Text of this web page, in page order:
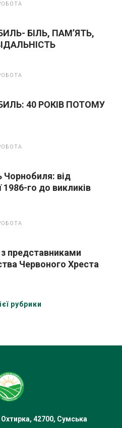
БІЛЬ, ПАМ’ЯТЬ,
40 РОКІВ ПОТОМУ
Чорнобиля: від
1986-го до викликів
з представниками
Червоного Хреста
рубрики
42700, Сумська